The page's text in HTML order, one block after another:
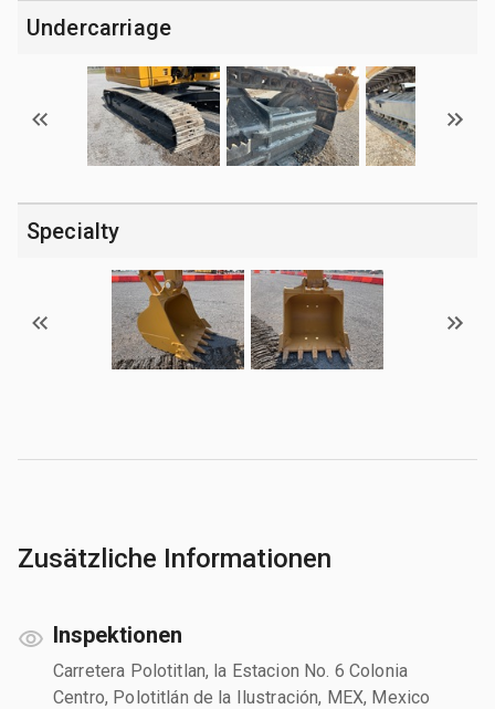
Undercarriage
Specialty
Zusätzliche Informationen
Inspektionen
Carretera Polotitlan, la Estacion No. 6 Colonia
Centro, Polotitlán de la Ilustración, MEX, Mexico